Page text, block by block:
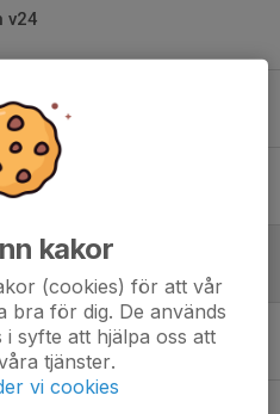
v24
v21
kakor
(cookies) för att vår
bra för dig. De används
syfte att hjälpa oss att
tjänster.
vi cookies